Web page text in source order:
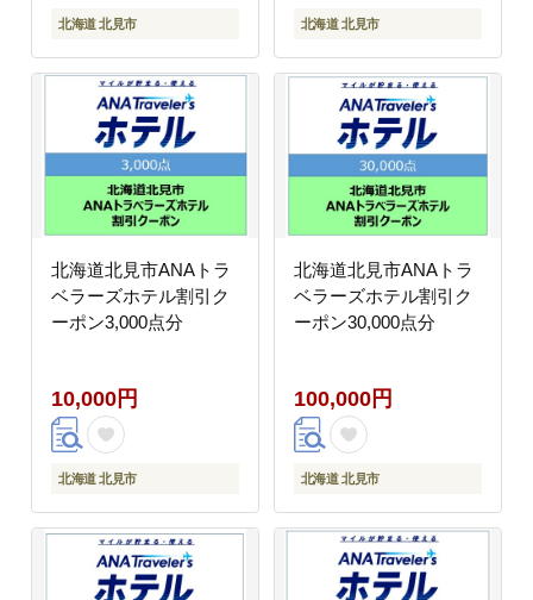
北海道 北見市 北海道 北見市
北海道北見市ANAトラ
ベラーズホテル割引ク
ーポン3,000点分
10,000円
北海道 北見市
北海道北見市ANAトラ
ベラーズホテル割引ク
ーポン30,000点分
100,000円
北海道 北見市